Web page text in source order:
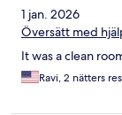
1 jan. 2026
Översätt med
It was a clean
Ravi, 2 nätters